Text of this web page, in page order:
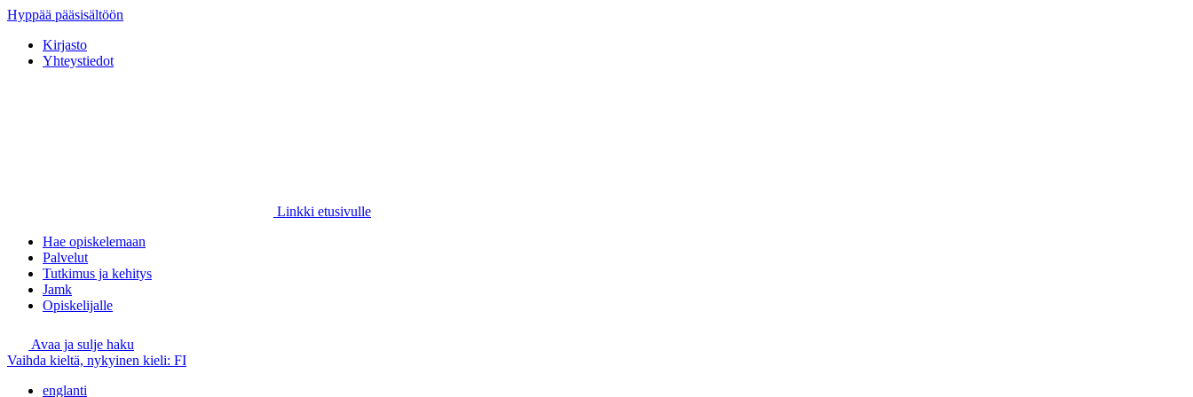
Hyppää pääsisältöön
Kirjasto
Yhteystiedot
Linkki etusivulle
Hae opiskelemaan
Palvelut
Tutkimus ja kehitys
Jamk
Opiskelijalle
Avaa ja sulje haku
Vaihda kieltä, nykyinen kieli: FI
englanti